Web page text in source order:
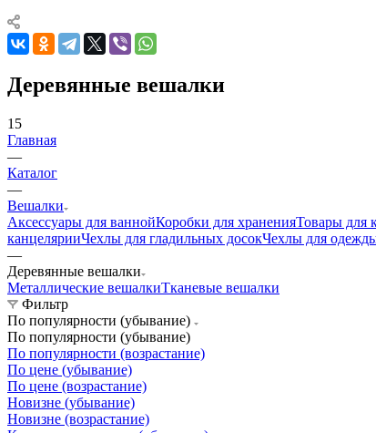
Деревянные вешалки
15
Главная
—
Каталог
—
Вешалки
Аксессуары для ваннойКоробки для храненияТовары для
канцелярииЧехлы для гладильных досокЧехлы для
—
Деревянные вешалки
Металлические вешалкиТканевые вешалки
Фильтр
По популярности (убывание)
По популярности (убывание)
По популярности (возрастание)
По цене (убывание)
По цене (возрастание)
Новизне (убывание)
Новизне (возрастание)